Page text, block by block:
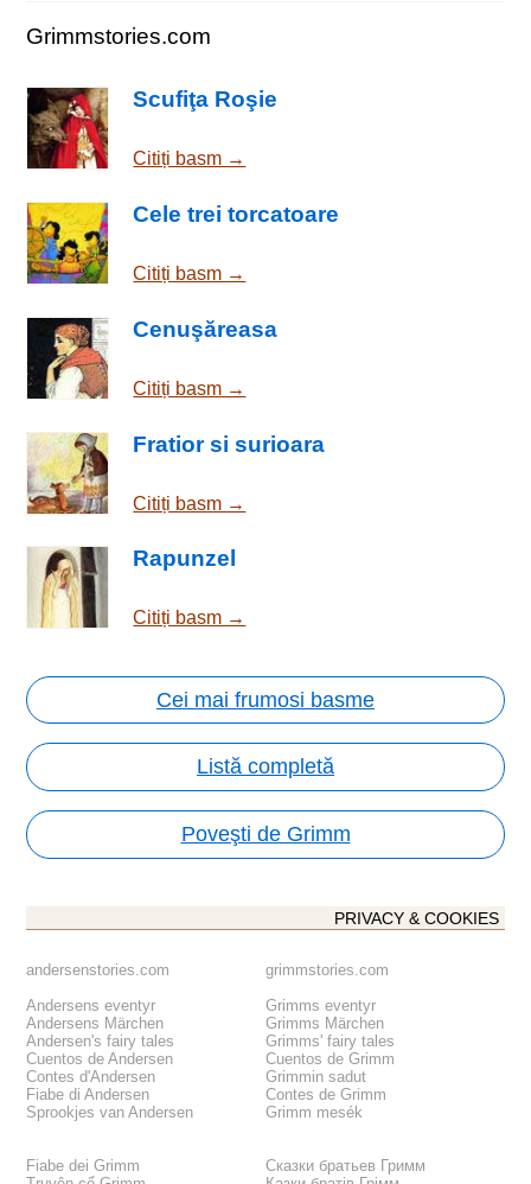
Grimmstories.com
Scufiţa Roşie
Citiți basm →
Cele trei torcatoare
Citiți basm →
Cenuşăreasa
Citiți basm →
Fratior si surioara
Citiți basm →
Rapunzel
Citiți basm →
Cei mai frumosi basme
Listă completă
Poveşti de Grimm
PRIVACY & COOKIES
andersenstories.com
Andersens eventyr
Andersens Märchen
Andersen's fairy tales
Cuentos de Andersen
Contes d'Andersen
Fiabe di Andersen
Sprookjes van Andersen
grimmstories.com
Grimms eventyr
Grimms Märchen
Grimms' fairy tales
Cuentos de Grimm
Grimmin sadut
Contes de Grimm
Grimm mesék
Fiabe dei Grimm
Сказки братьев Гримм